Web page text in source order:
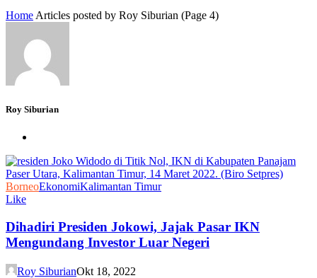
Home Articles posted by Roy Siburian (Page 4)
Roy Siburian
BorneoEkonomiKalimantan Timur
Like
Dihadiri Presiden Jokowi, Jajak Pasar IKN
Mengundang Investor Luar Negeri
Roy SiburianOkt 18, 2022